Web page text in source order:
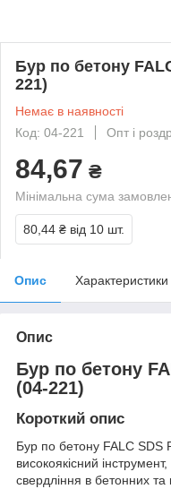
Бур по бетону
221)
Немає в наявності
Код: 04-221
Опт і
84,67 ₴
Мінімальна сума
80,44 ₴ від 10 шт.
Опис Характеристики
Опис
Бур по бетону
(04-221)
Короткий опис
Бур по бетону FALC
високоякісний
свердління в бетонних